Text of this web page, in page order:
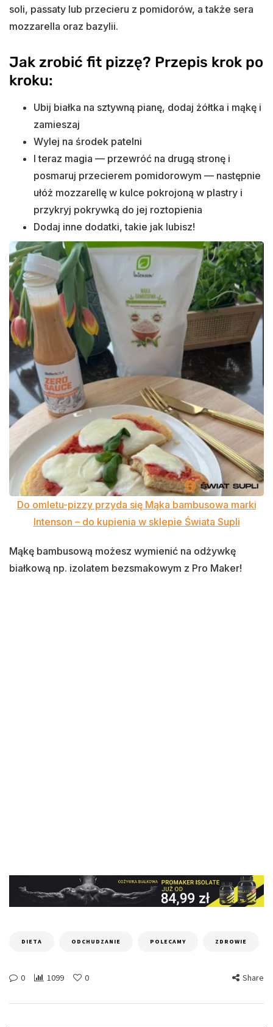
soli, passaty lub przecieru z pomidorów, a także sera
mozzarella oraz bazylii.
Jak zrobić fit pizzę? Przepis krok po
kroku:
Ubij białka na sztywną pianę, dodaj żółtka i mąkę i
zamieszaj
Wylej na środek patelni
I teraz magia — przewróć na drugą stronę i
posmaruj przecierem pomidorowym — następnie
ułóż mozzarellę w kulce pokrojoną w plastry i
przykryj pokrywką do jej roztopienia
Dodaj inne dodatki, takie jak lubisz!
Do omletu-pizzy przyda się Mąka bambusowa marki
Intenson – do kupienia w sklepie Świata Supli
Mąkę bambusową możesz wymienić na odżywkę
białkową np. izolatem bezsmakowym z Pro Maker!
DIETA ODCHUDZANIE POLECAMY ZDROWIE
0 1099 0 Share